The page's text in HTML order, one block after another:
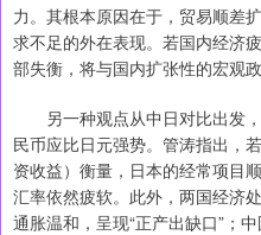
力。其根本原因在于，贸易顺差
求不足的外在表现。若国内经济
部失衡，将与国内扩张性的宏观
另一种观点从中日对比出发，
民币应比日元强势。管涛指出，
资收益）衡量，日本的经常项目
汇率依然疲软。此外，两国经济
通胀温和，呈现“正产出缺口”；